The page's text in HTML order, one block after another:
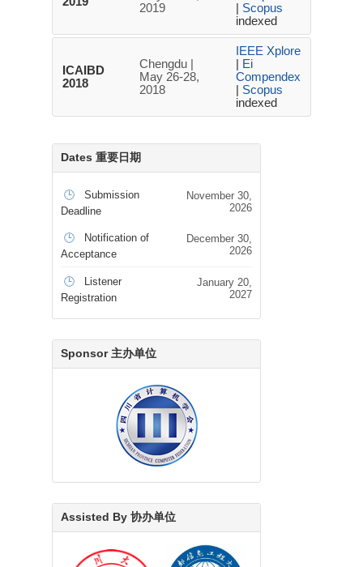
2019
Scopus
indexed
ICAIBD
2018
Chengdu |
May 26-28,
2018
IEEE Xplore
Ei
Compendex
Scopus
indexed
Dates 重要日期
🕒
Submission
Deadline
November 30,
2026
🕒
Notification of
Acceptance
December 30,
2026
🕒
Listener
Registration
January 20,
2027
Sponsor 主办单位
Assisted By 协办单位